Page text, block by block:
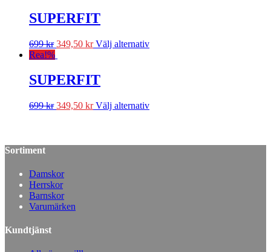
SUPERFIT
699kr 349,50 kr Välj alternativ
Rea!%
SUPERFIT
699kr 349,50 kr Välj alternativ
Sortiment
Damskor
Herrskor
Barnskor
Varumärken
Kundtjänst